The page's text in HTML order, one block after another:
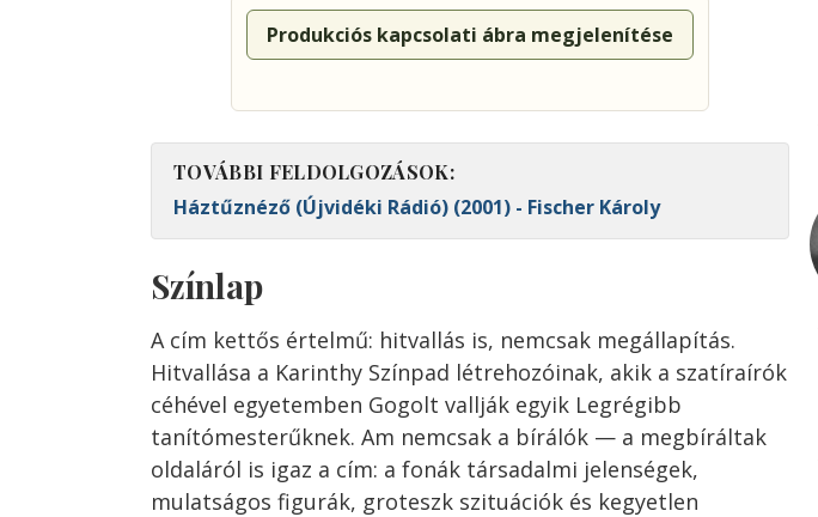
Produkciós kapcsolati ábra megjelenítése
TOVÁBBI FELDOLGOZÁSOK:
Háztűznéző (Újvidéki Rádió) (2001) - Fischer Károly
Színlap
A cím kettős értelmű: hitvallás is, nemcsak megállapítás.
Hitvallása a Karinthy Színpad létrehozóinak, akik a szatíraírók
céhével egyetemben Gogolt vallják egyik Legrégibb
tanítómesterűknek. Am nemcsak a bírálók — a megbíráltak
oldaláról is igaz a cím: a fonák társadalmi jelenségek,
mulatságos figurák, groteszk szituációk és kegyetlen